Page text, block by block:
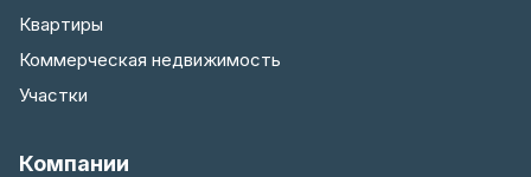
Квартиры
Коммерческая недвижимость
Участки
Компании